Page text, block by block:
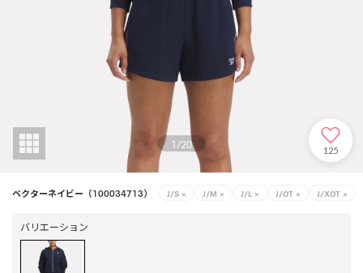
1/20 125
ベクターネイビー（100034713） J/S × J/M × J/L × J/OT × J/XOT ×
バリエーション